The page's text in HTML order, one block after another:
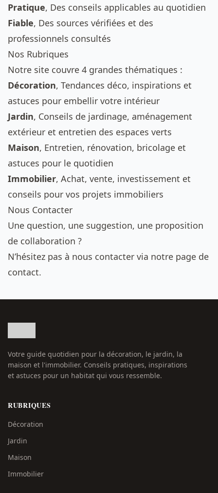
Pratique, Des conseils applicables au quotidien
Fiable, Des sources vérifiées et des
professionnels consultés
Nos Rubriques
Notre site couvre 4 grandes thématiques :
Décoration, Tendances déco, inspirations et
astuces pour embellir votre intérieur
Jardin, Conseils de jardinage, aménagement
extérieur et entretien des espaces verts
Maison, Entretien, rénovation, bricolage et
astuces pour le quotidien
Immobilier, Achat, vente, investissement et
conseils pour vos projets immobiliers
Nous Contacter
Une question, une suggestion, une proposition
de collaboration ?
N’hésitez pas à nous contacter via notre page de
contact.
Votre guide quotidien pour la décoration, le jardin, la
maison et l'immobilier. Conseils pratiques, inspirations
et astuces pour un habitat qui vous ressemble.
RUBRIQUES
Décoration
Jardin
Maison
Immobilier